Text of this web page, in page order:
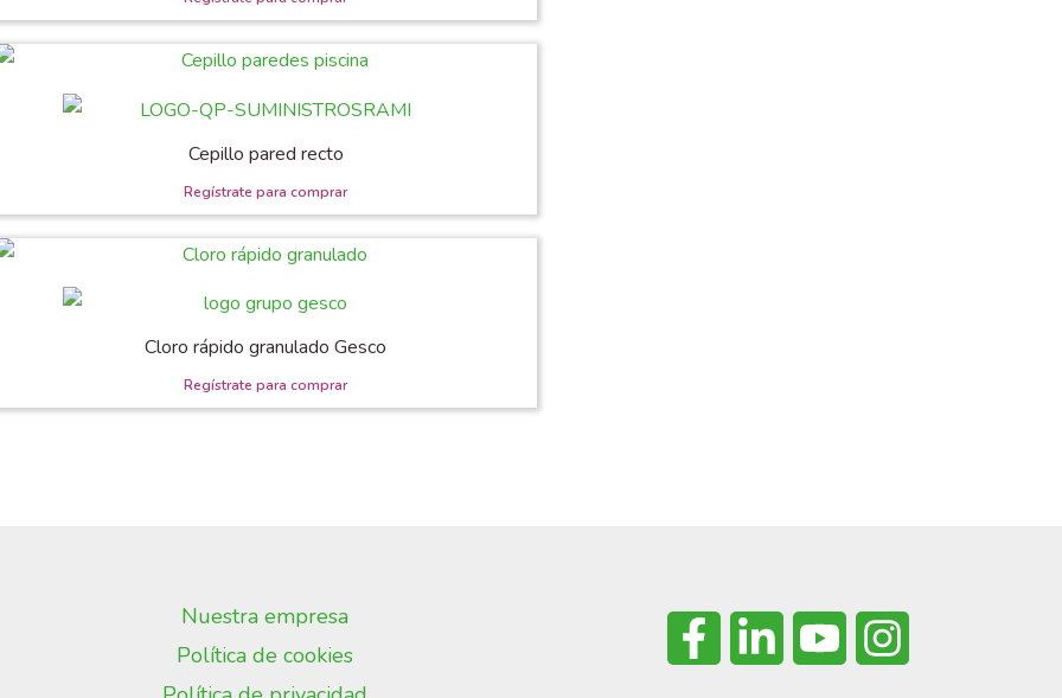
Cepillo pared recto
Cloro rápido granulado Gesco
Nuestra empresa
Política de cookies